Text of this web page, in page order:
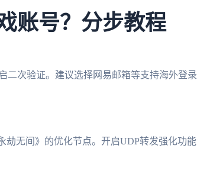
账号？分步教程
二次验证。建议选择网易邮箱等支持海外登录
劫无间》的优化节点。开启UDP转发强化功能